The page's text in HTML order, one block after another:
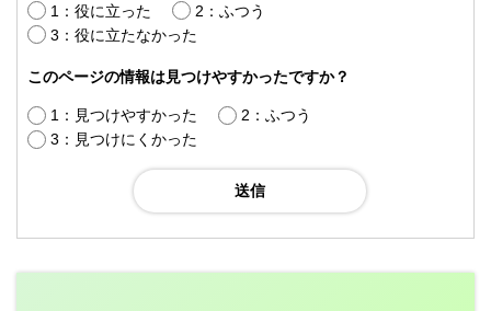
1：役に立った
2：ふつう
3：役に立たなかった
このページの情報は見つけやすかったですか？
1：見つけやすかった
2：ふつう
3：見つけにくかった